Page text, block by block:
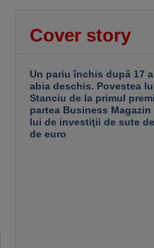
Cover story
Un pariu închis după 17
abia deschis. Povestea
Stanciu de la primul
partea Business Magazin
lui de investiţii de sute
de euro